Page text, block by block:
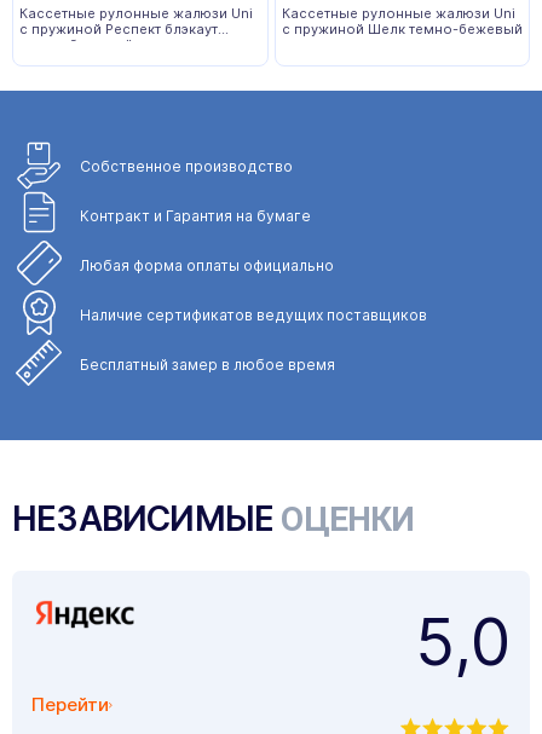
Кассетные рулонные жалюзи Uni
с пружиной Респект блэкаут
темно-бежевый
Кассетные рулонные жалюзи Uni
с пружиной Шелк темно-бежевый
Собственное производство
Контракт и Гарантия на бумаге
Любая форма оплаты официально
Наличие сертификатов ведущих поставщиков
Бесплатный замер в любое время
НЕЗАВИСИМЫЕ ОЦЕНКИ
Перейти
5,0